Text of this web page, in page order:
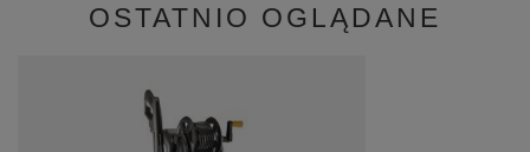
OSTATNIO OGLĄDANE